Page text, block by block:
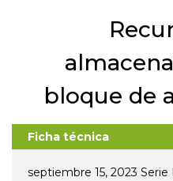
bloque de
Ficha técnica
septiembre 15, 2023 Serie